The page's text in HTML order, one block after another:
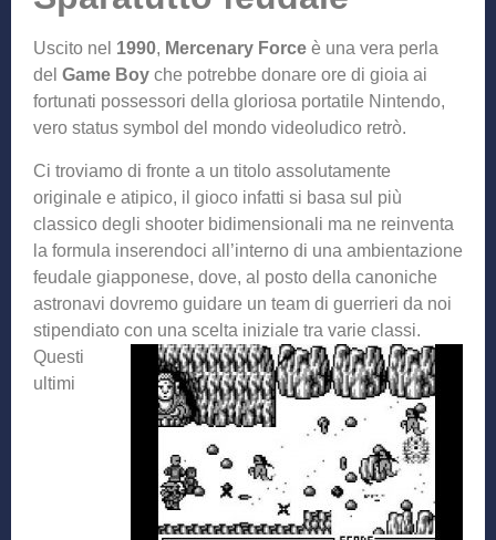
Uscito nel 1990, Mercenary Force è una vera perla
del Game Boy che potrebbe donare ore di gioia ai
fortunati possessori della gloriosa portatile Nintendo,
vero status symbol del mondo videoludico retrò.
Ci troviamo di fronte a un titolo assolutamente
originale e atipico, il gioco infatti si basa sul più
classico degli shooter bidimensionali ma ne reinventa
la formula inserendoci all’interno di una ambientazione
feudale giapponese, dove, al posto della canoniche
astronavi dovremo guidare un team di guerrieri da noi
stipendiato con una scelta iniziale tra varie classi.
Questi
ultimi